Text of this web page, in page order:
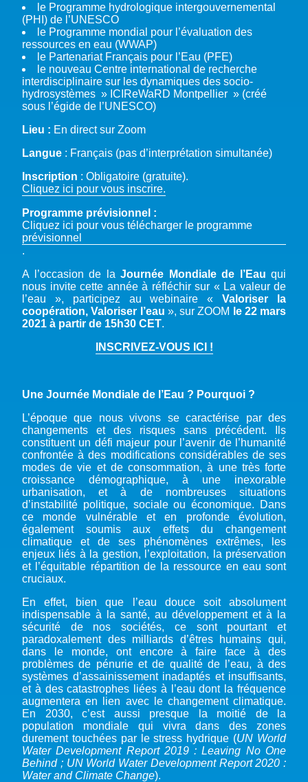
le Programme hydrologique intergouvernemental
(PHI) de l’UNESCO
le Programme mondial pour l’évaluation des
ressources en eau (WWAP)
le Partenariat Français pour l’Eau (PFE)
le nouveau Centre international de recherche
interdisciplinaire sur les dynamiques des socio-
hydrosystèmes » ICIReWaRD Montpellier » (créé
sous l’égide de l’UNESCO)
Lieu : En direct sur Zoom
Langue : Français (pas d’interprétation simultanée)
Inscription : Obligatoire (gratuite).
Cliquez ici pour vous inscrire.
Programme prévisionnel :
Cliquez ici pour vous télécharger le programme
prévisionnel
.
A l’occasion de la Journée Mondiale de l’Eau qui
nous invite cette année à réfléchir sur « La valeur de
l’eau », participez au webinaire « Valoriser la
coopération, Valoriser l’eau », sur ZOOM
le 22 mars
2021 à partir de 15h30 CET.
INSCRIVEZ-VOUS ICI !
Une Journée Mondiale de l’Eau ? Pourquoi ?
L’époque que nous vivons se caractérise par des
changements et des risques sans précédent. Ils
constituent un défi majeur pour l’avenir de l’humanité
confrontée à des modifications considérables de ses
modes de vie et de consommation, à une très forte
croissance démographique, à une inexorable
urbanisation, et à de nombreuses situations
d’instabilité politique, sociale ou économique. Dans
ce monde vulnérable et en profonde évolution,
également soumis aux effets du changement
climatique et de ses phénomènes extrêmes, les
enjeux liés à la gestion, l’exploitation, la préservation
et l’équitable répartition de la ressource en eau sont
cruciaux.
En effet, bien que l’eau douce soit absolument
indispensable à la santé, au développement et à la
sécurité de nos sociétés, ce sont pourtant et
paradoxalement des milliards d’êtres humains qui,
dans le monde, ont encore à faire face à des
problèmes de pénurie et de qualité de l’eau, à des
systèmes d’assainissement inadaptés et insuffisants,
et à des catastrophes liées à l’eau dont la fréquence
augmentera en lien avec le changement climatique.
En 2030, c’est aussi presque la moitié de la
population mondiale qui vivra dans des zones
durement touchées par le stress hydrique (UN World
Water Development Report 2019 : Leaving No One
Behind ; UN World Water Development Report 2020 :
Water and Climate Change).